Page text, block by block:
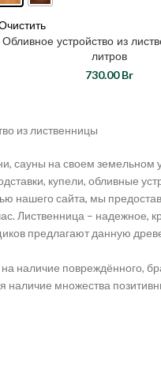
Обливное устройство из
литров
730.00Br
из лиственницы
сауны на своем земельном
купели, обливные
нашего сайта, мы
Лиственница – надежное,
предлагают данную
наличие повреждённого,
наличие множества